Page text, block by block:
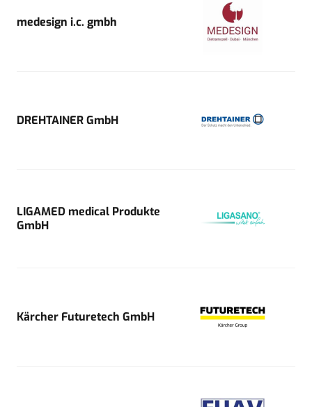
medesign i.c. gmbh
DREHTAINER GmbH
LIGAMED medical Produkte
GmbH
Kärcher Futuretech GmbH